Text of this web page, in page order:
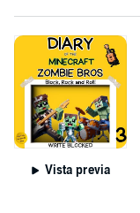
Vista previa